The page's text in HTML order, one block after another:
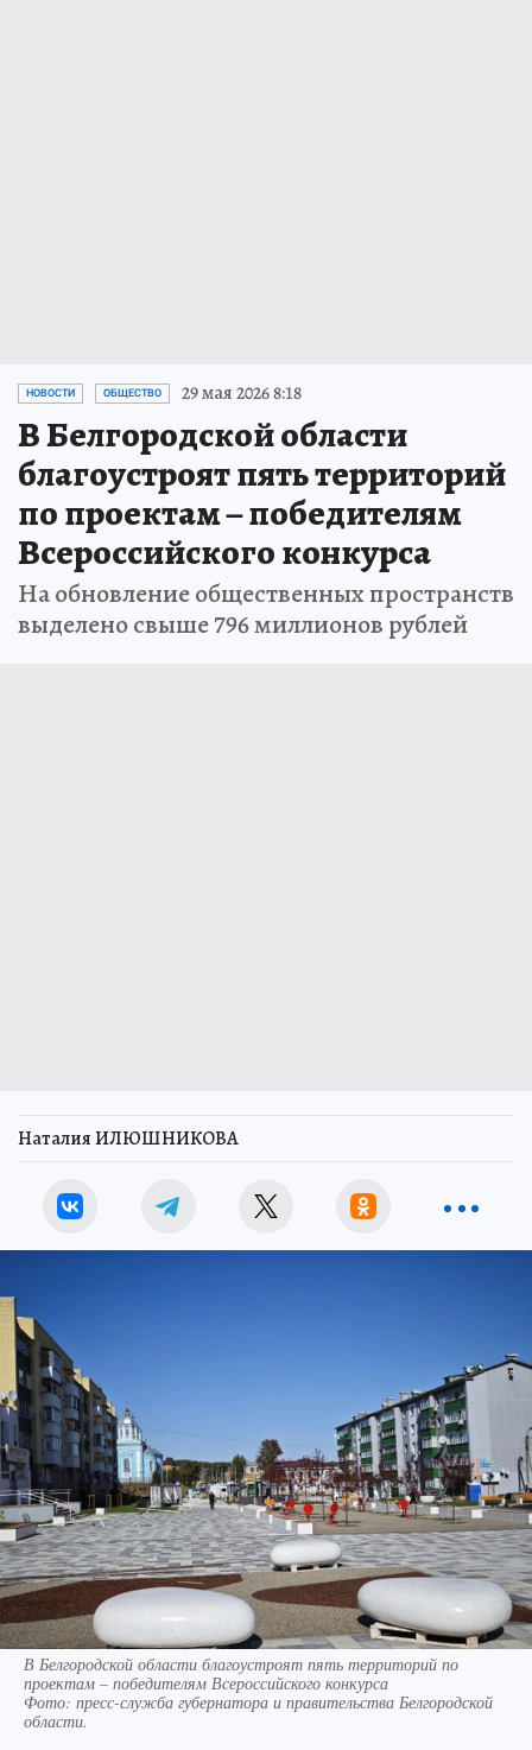
НОВОСТИ ОБЩЕСТВО 29 мая 2026 8:18
В Белгородской области
благоустроят пять территорий
по проектам – победителям
Всероссийского конкурса
На обновление общественных пространств
выделено свыше 796 миллионов рублей
Наталия ИЛЮШНИКОВА
В Белгородской области благоустроят пять территорий по
проектам – победителям Всероссийского конкурса
Фото: пресс-служба губернатора и правительства Белгородской
области.